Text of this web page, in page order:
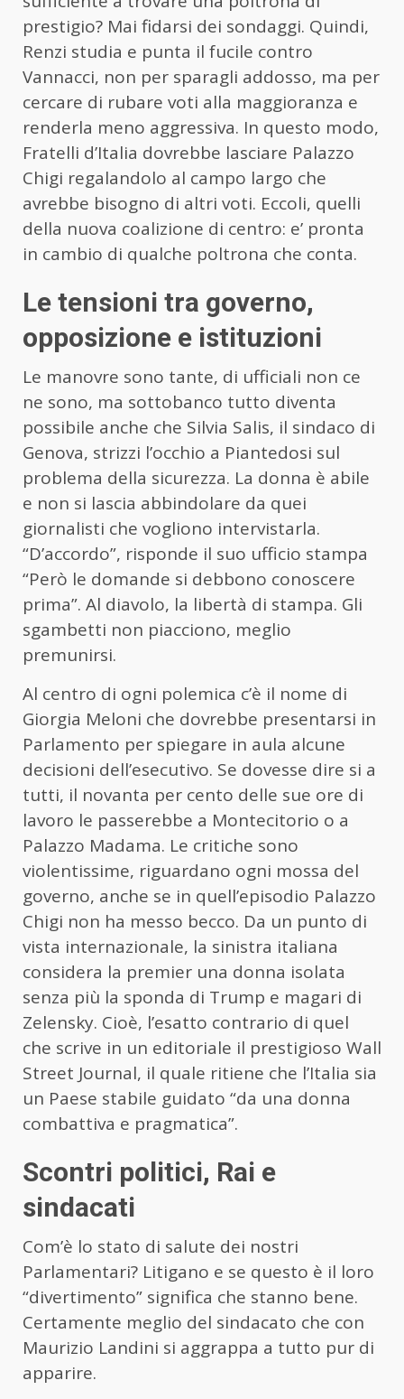
prestigio? Mai fidarsi dei sondaggi. Quindi,
Renzi studia e punta il fucile contro
Vannacci, non per sparagli addosso, ma per
cercare di rubare voti alla maggioranza e
renderla meno aggressiva. In questo modo,
Fratelli d’Italia dovrebbe lasciare Palazzo
Chigi regalandolo al campo largo che
avrebbe bisogno di altri voti. Eccoli, quelli
della nuova coalizione di centro: e’ pronta
in cambio di qualche poltrona che conta.
Le tensioni tra governo,
opposizione e istituzioni
Le manovre sono tante, di ufficiali non ce
ne sono, ma sottobanco tutto diventa
possibile anche che Silvia Salis, il sindaco di
Genova, strizzi l’occhio a Piantedosi sul
problema della sicurezza. La donna è abile
e non si lascia abbindolare da quei
giornalisti che vogliono intervistarla.
“D’accordo”, risponde il suo ufficio stampa
“Però le domande si debbono conoscere
prima”. Al diavolo, la libertà di stampa. Gli
sgambetti non piacciono, meglio
premunirsi.
Al centro di ogni polemica c’è il nome di
Giorgia Meloni che dovrebbe presentarsi in
Parlamento per spiegare in aula alcune
decisioni dell’esecutivo. Se dovesse dire si a
tutti, il novanta per cento delle sue ore di
lavoro le passerebbe a Montecitorio o a
Palazzo Madama. Le critiche sono
violentissime, riguardano ogni mossa del
governo, anche se in quell’episodio Palazzo
Chigi non ha messo becco. Da un punto di
vista internazionale, la sinistra italiana
considera la premier una donna isolata
senza più la sponda di Trump e magari di
Zelensky. Cioè, l’esatto contrario di quel
che scrive in un editoriale il prestigioso Wall
Street Journal, il quale ritiene che l’Italia sia
un Paese stabile guidato “da una donna
combattiva e pragmatica”.
Scontri politici, Rai e
sindacati
Com’è lo stato di salute dei nostri
Parlamentari? Litigano e se questo è il loro
“divertimento” significa che stanno bene.
Certamente meglio del sindacato che con
Maurizio Landini si aggrappa a tutto pur di
apparire.